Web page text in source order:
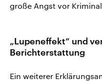
große Angst vor
„Lupeneffekt“ und
Berichterstattung
Ein weiterer